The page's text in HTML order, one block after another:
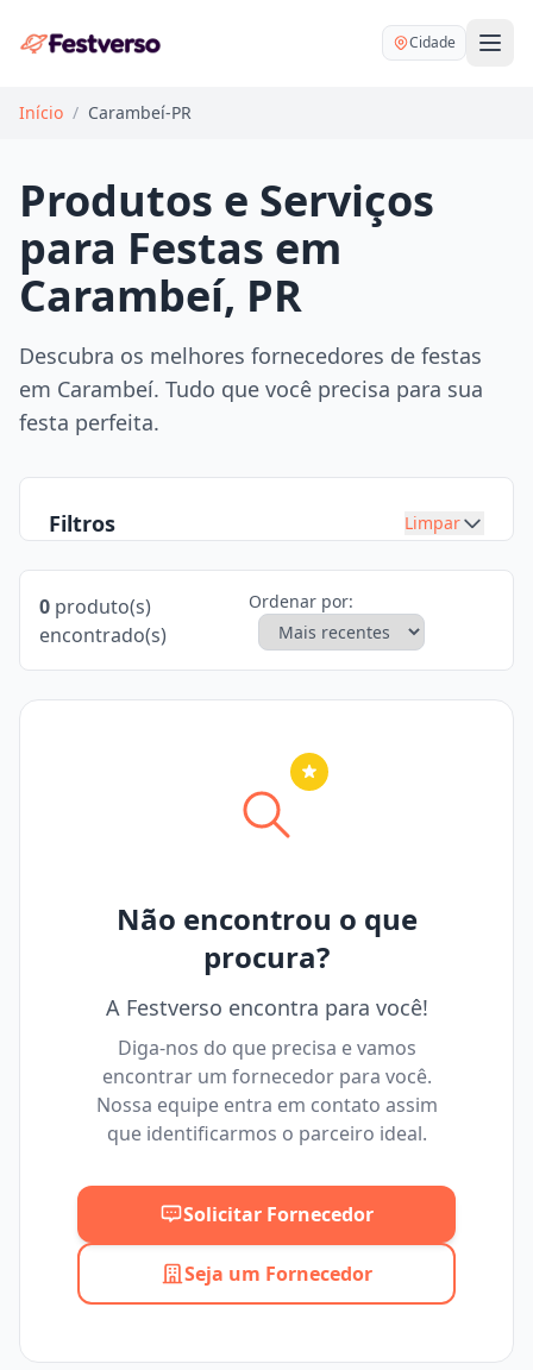
Cidade
Balões delivery
Decoração personalizada
Pegue e Monte
Festa na mesa
Mesas e cadeiras
Buffet
DJ
Início / Carambeí-PR
Produtos e Serviços
para Festas em
Carambeí, PR
Descubra os melhores fornecedores de festas
em Carambeí. Tudo que você precisa para sua
festa perfeita.
Filtros Limpar
Máximo
0 produto(s)
encontrado(s)
Ordenar por:
Não encontrou o que
procura?
A Festverso encontra para você!
Diga-nos do que precisa e vamos
encontrar um fornecedor para você.
Nossa equipe entra em contato assim
que identificarmos o parceiro ideal.
Solicitar Fornecedor
Seja um Fornecedor